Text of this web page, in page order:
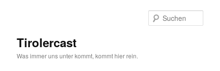
Tirolercast
Was immer uns unter kommt, kommt hier rein.